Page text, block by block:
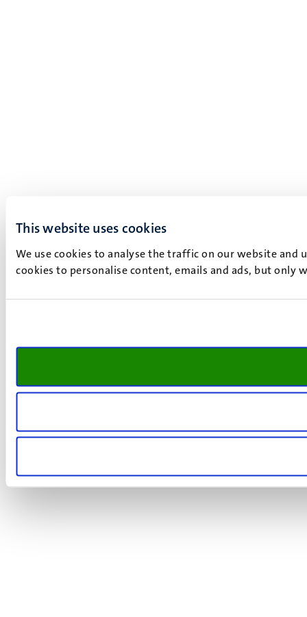
This website uses cookies
We use cookies to analyse the traffic on our website and
cookies to personalise content, emails and ads, but only